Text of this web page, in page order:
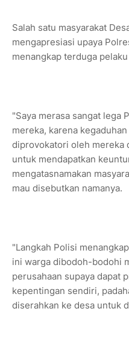
Salah satu masyarakat
mengapresiasi upaya
menangkap terduga
"Saya merasa sangat lega
mereka, karena
diprovokatori oleh mereka
untuk mendapatkan
mengatasnamakan
mau disebutkan namanya.
"Langkah Polisi
ini warga dibodoh-bodohi
perusahaan supaya dapat
kepentingan sendiri,
diserahkan ke desa untuk